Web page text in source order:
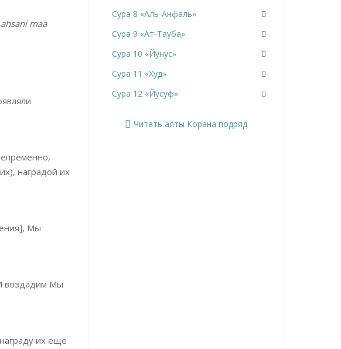
maa
наградой их
Мы
воздадим Мы
их еще
Сура 8 «Аль-Анфаль»
Сура 9 «Ат-Тауба»
Сура 10 «Йунус»
Сура 11 «Худ»
Сура 12 «Йусуф»
Читать аяты Корана подряд